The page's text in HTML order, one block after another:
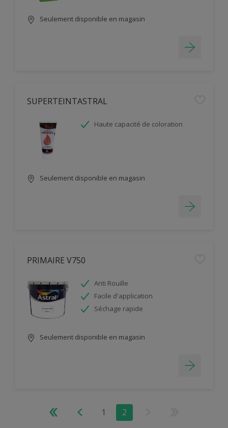
Seulement disponible en magasin
SUPERTEINTASTRAL
Haute capacité de coloration
Seulement disponible en magasin
PRIMAIRE V750
Anti Rouille
Facile d'application
Séchage rapide
Seulement disponible en magasin
1 2